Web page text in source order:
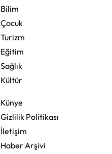
Bilim
Çocuk
Turizm
Eğitim
Sağlık
Kültür
Künye
Gizlilik Politikası
İletişim
Haber Arşivi